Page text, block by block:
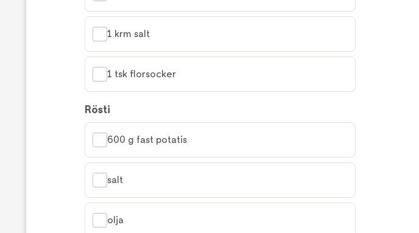
1 krm salt
1 tsk florsocker
Rösti
600 g fast potatis
salt
olja